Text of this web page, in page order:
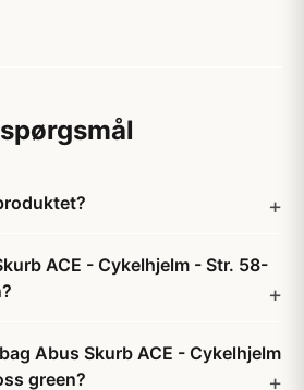
ACE - Cykelhjelm - Str. 58-
Abus Skurb ACE - Cykelhjelm
green?